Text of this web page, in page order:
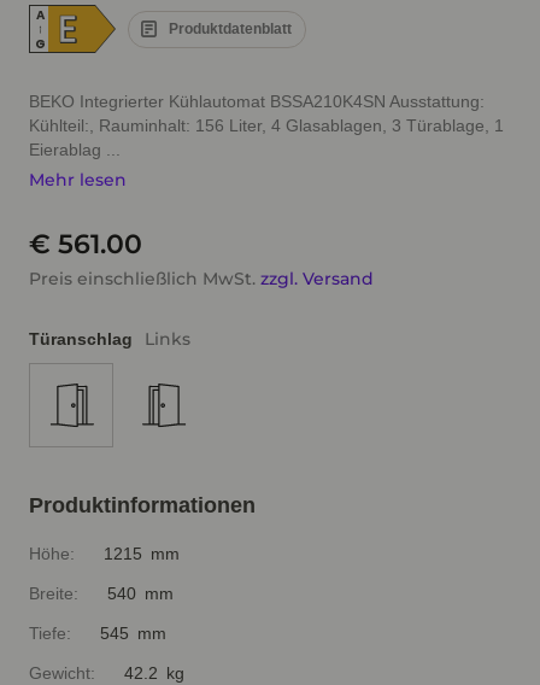
A
↑
G
E Produktdatenblatt
BEKO Integrierter Kühlautomat BSSA210K4SN Ausstattung:
Kühlteil:, Rauminhalt: 156 Liter, 4 Glasablagen, 3 Türablage, 1
Eierablag ...
Mehr lesen
€ 561.00
Preis einschließlich MwSt. zzgl. Versand
Türanschlag Links
Produktinformationen
Höhe: 1215 mm
Breite: 540 mm
Tiefe: 545 mm
Gewicht: 42.2 kg